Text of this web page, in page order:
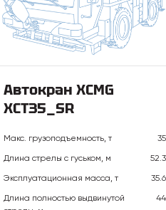
Автокран XCMG
XCT35_SR
Макс. грузоподъемность, т
35
Длина стрелы с гуськом, м
52.3
Эксплуатационная масса, т
35.6
Длина полностью выдвинутой
44